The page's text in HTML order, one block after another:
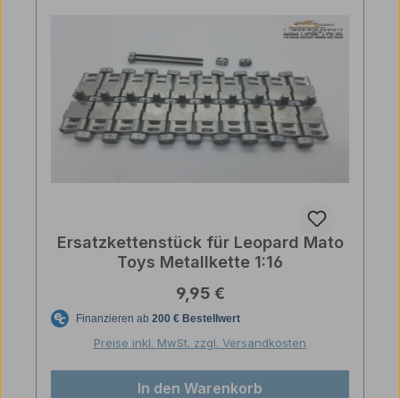
Ersatzkettenstück für Leopard Mato
Toys Metallkette 1:16
Regulärer Preis:
9,95 €
Preise inkl. MwSt. zzgl. Versandkosten
In den Warenkorb